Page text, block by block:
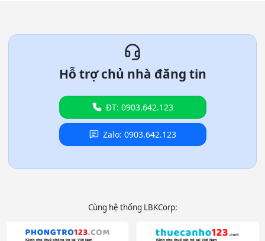
Hỗ trợ chủ nhà đăng tin
ĐT: 0903.642.123
Zalo: 0903.642.123
Cùng hệ thống LBKCorp: